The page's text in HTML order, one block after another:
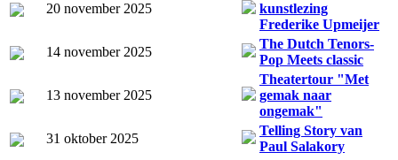
20 november 2025
kunstlezing
Frederike Upmeijer
14 november 2025
The Dutch Tenors-
Pop Meets classic
13 november 2025
Theatertour "Met
gemak naar
ongemak"
31 oktober 2025
Telling Story van
Paul Salakory